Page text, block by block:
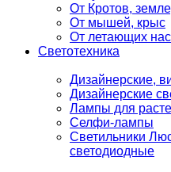
От Кротов,
От мышей, крыс
От летающих
Светотехника
Дизайнерские,
Дизайнерские
Лампы для
Селфи-лампы
Светильники
светодиодные